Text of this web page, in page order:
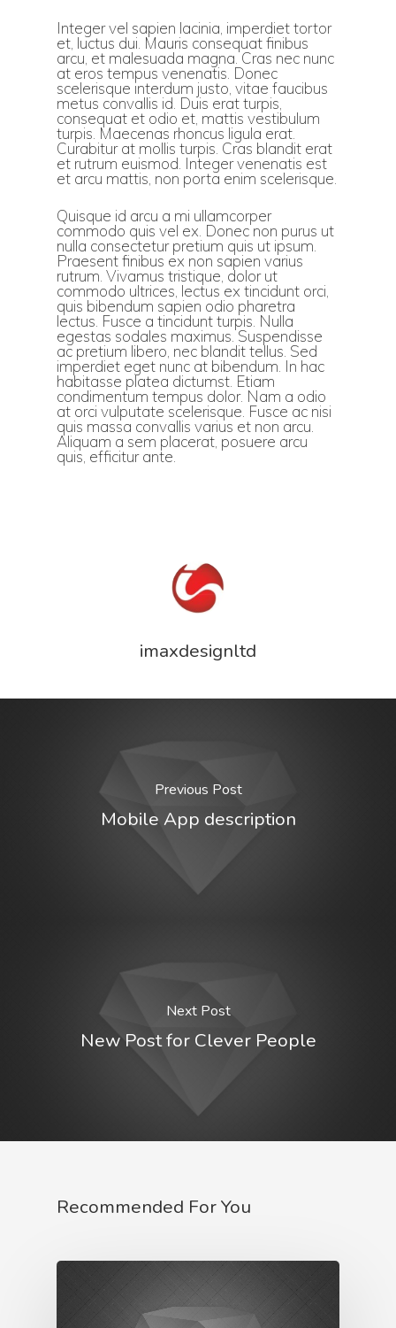
Integer vel sapien lacinia, imperdiet tortor
et, luctus dui. Mauris consequat finibus
arcu, et malesuada magna. Cras nec nunc
at eros tempus venenatis. Donec
scelerisque interdum justo, vitae faucibus
metus convallis id. Duis erat turpis,
consequat et odio et, mattis vestibulum
turpis. Maecenas rhoncus ligula erat.
Curabitur at mollis turpis. Cras blandit erat
et rutrum euismod. Integer venenatis est
et arcu mattis, non porta enim scelerisque.
Quisque id arcu a mi ullamcorper
commodo quis vel ex. Donec non purus ut
nulla consectetur pretium quis ut ipsum.
Praesent finibus ex non sapien varius
rutrum. Vivamus tristique, dolor ut
commodo ultrices, lectus ex tincidunt orci,
quis bibendum sapien odio pharetra
lectus. Fusce a tincidunt turpis. Nulla
egestas sodales maximus. Suspendisse
ac pretium libero, nec blandit tellus. Sed
imperdiet eget nunc at bibendum. In hac
habitasse platea dictumst. Etiam
condimentum tempus dolor. Nam a odio
at orci vulputate scelerisque. Fusce ac nisi
quis massa convallis varius et non arcu.
Aliquam a sem placerat, posuere arcu
quis, efficitur ante.
imaxdesignltd
Previous Post
Mobile App description
Next Post
New Post for Clever People
Recommended For You